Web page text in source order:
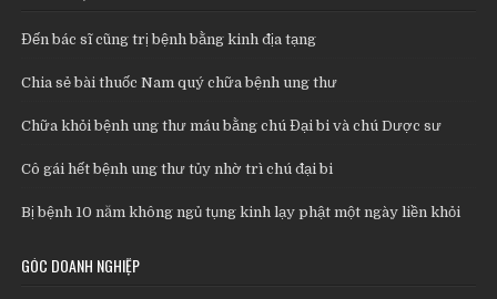
Đến bác sĩ cũng trị bệnh bằng kinh địa tạng
Chia sẻ bài thuốc Nam quý chữa bệnh ung thư
Chữa khỏi bệnh ung thư máu bằng chú Đại bi và chú Dược sư
Cô gái hết bệnh ung thư tủy nhờ trì chú đại bi
Bị bệnh 10 năm không ngủ tụng kinh lạy phật một ngày liền khỏi
GÓC DOANH NGHIỆP